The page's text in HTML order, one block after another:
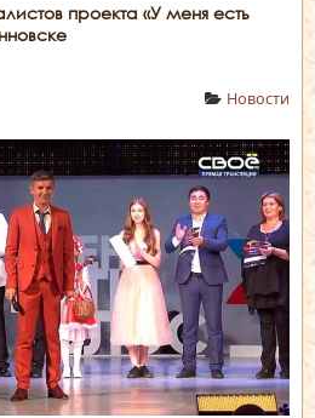
проекта «У меня есть
Новости